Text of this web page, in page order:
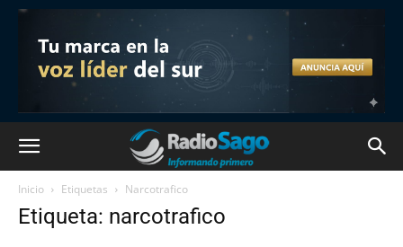
Inicio Etiquetas Narcotrafico
Etiqueta: narcotrafico